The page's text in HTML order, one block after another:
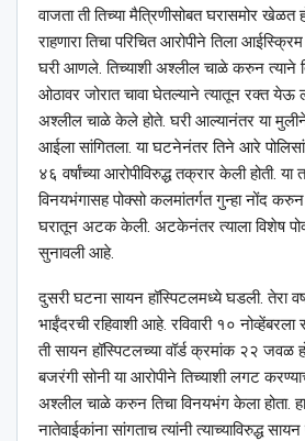
वाजता ती तिच्या मैत्रिणीसोबत घरासमोर खेळत
राहणारा तिचा परिचित आरोपीने तिला
घरी आणले. तिच्याशी अश्‍लील चाळे करुन त्याने
ओठावर जोरात चावा घेतल्याने त्यातून रक्त येऊ
अश्‍लील चाळे केले होते. घरी आल्यानंतर या
आईला सांगितला. या घटनेनंतर तिने आरे
४६ वर्षांच्या आरोपीविरुद्ध तक्रार केली होती. या
विनयभंगासह पोक्सो कलमांतर्गत गुन्हा नोंद करुन
घरातून अटक केली. अटकेनंतर त्याला विशेष
सुनावली आहे.
दुसरी घटना सायन हॉस्पिटलमध्ये घडली. तेरा
भाईंदरची रहिवाशी आहे. रविवारी १०
ती सायन हॉस्पिटलच्या वॉर्ड क्रमांक २२ जवळ
बजरंगी सोनी या आरोपीने तिच्याशी लगट
अश्‍लील चाळे करुन तिचा विनयभंग केला होता. हा
नातेवाईकांना सांगताच त्यांनी त्याच्याविरुद्ध